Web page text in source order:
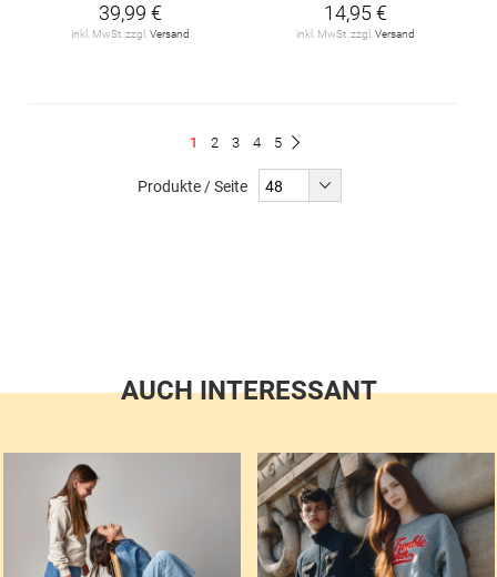
39,99 €
inkl. MwSt. zzgl. Versand
14,95 €
inkl. MwSt. zzgl. Versand
Du
1 Seite
2 Seite
3 Seite
4 Seite
5
Produkte / Seite
AUCH INTERESSANT